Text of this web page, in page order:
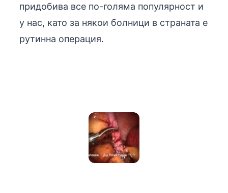
придобива все по-голяма популярност и
у нас, като за някои болници в страната е
рутинна операция.